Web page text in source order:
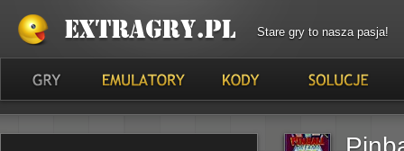
Stare gry to nasza pasja!